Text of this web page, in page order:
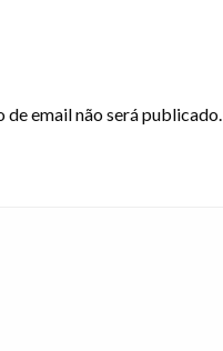
de email não será publicado.